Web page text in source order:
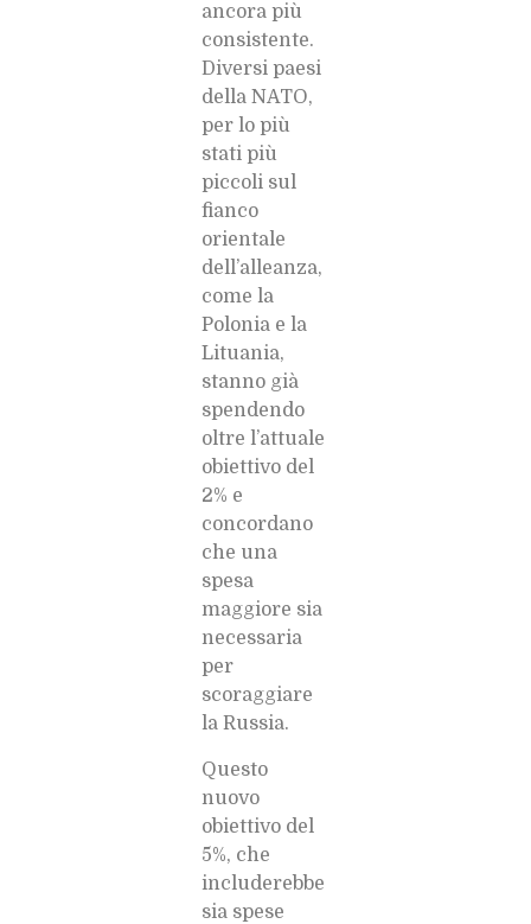
ancora più
consistente.
Diversi paesi
della NATO,
per lo più
stati più
piccoli sul
fianco
orientale
dell’alleanza,
come la
Polonia e la
Lituania,
stanno già
spendendo
oltre l’attuale
obiettivo del
2% e
concordano
che una
spesa
maggiore sia
necessaria
per
scoraggiare
la Russia.
Questo
nuovo
obiettivo del
5%, che
includerebbe
sia spese